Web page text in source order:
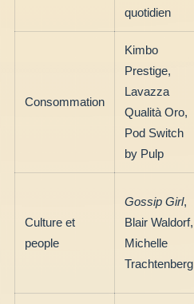
quotidien
Consommation
Kimbo
Prestige,
Lavazza
Qualità Oro,
Pod Switch
by Pulp
Culture et
people
Gossip Girl,
Blair Waldorf,
Michelle
Trachtenberg